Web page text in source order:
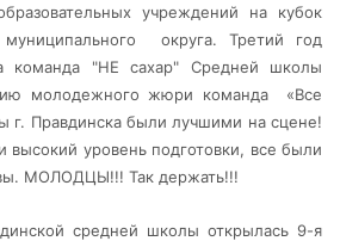
учреждений на кубок
муниципального округа. Третий год
команда "НЕ сахар" Средней школы
молодежного жюри команда «Все
г. Правдинска были лучшими на сцене!
высокий уровень подготовки, все были
МОЛОДЦЫ!!! Так держать!!!
средней школы открылась 9-я